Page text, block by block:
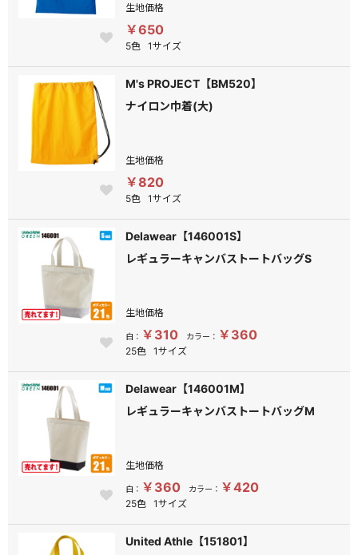
生地価格
￥650
5色 1サイズ
M's PROJECT【BM520】
ナイロン巾着(大)
生地価格
￥820
5色 1サイズ
Delawear【146001S】
レギュラーキャンバストートバッグS
生地価格
白： ￥310 カラー： ￥360
25色 1サイズ
Delawear【146001M】
レギュラーキャンバストートバッグM
生地価格
白： ￥360 カラー： ￥420
25色 1サイズ
United Athle【151801】